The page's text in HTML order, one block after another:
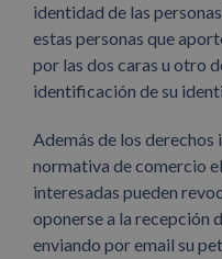
identidad de las
estas personas que
por las dos caras u otro
identificación de su
Además de los derechos
normativa de comercio
interesadas pueden
oponerse a la recepción
enviando por email su